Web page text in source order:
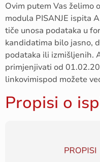
Ovim putem Vas želimo
modula PISANJE ispita
tiče unosa podataka u
kandidatima bilo jasno,
podataka ili izmišljenih.
primjenjivati od
linkovimispod možete
Propisi o